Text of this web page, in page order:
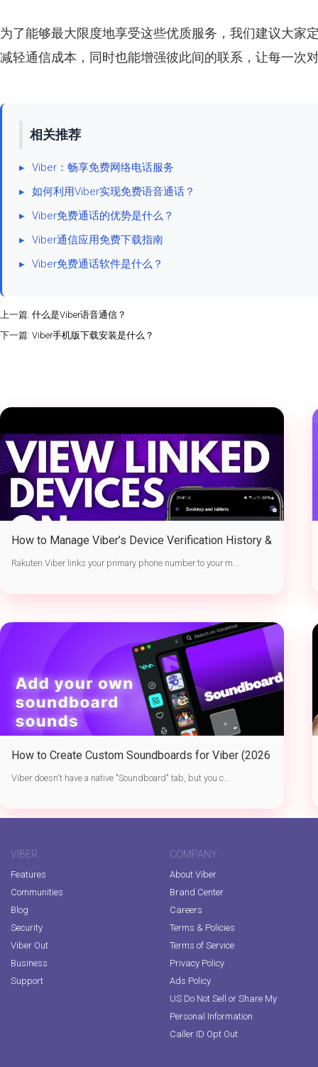
为了能够最大限度地享受这些优质服务，我们建议大家
减轻通信成本，同时也能增强彼此间的联系，让每一次
相关推荐
▸
Viber：畅享免费网络电话服务
▸
如何利用Viber实现免费语音通话？
▸
Viber免费通话的优势是什么？
▸
Viber通信应用免费下载指南
▸
Viber免费通话软件是什么？
上一篇: 什么是Viber语音通信？
下一篇: Viber手机版下载安装是什么？
How to Manage Viber’s Device Verification History &
Active Sessions
Rakuten Viber links your primary phone number to your m...
How to Create Custom Soundboards for Viber (2026
Guide)
Viber doesn't have a native "Soundboard" tab, but you c...
VIBER
Features
Communities
Blog
Security
Viber Out
Business
Support
COMPANY
About Viber
Brand Center
Careers
Terms & Policies
Terms of Service
Privacy Policy
Ads Policy
US Do Not Sell or Share My
Personal Information
Caller ID Opt Out